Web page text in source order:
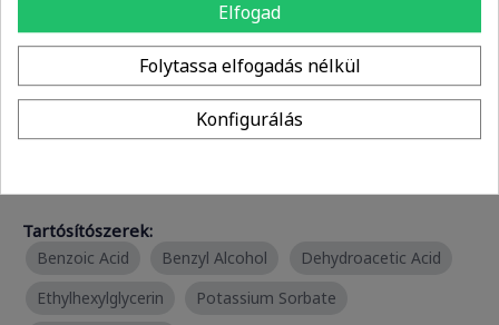
Kondicionálók:
Alpha-Glucan Oligosaccharide
Tisztítószerek:
Tartósítószerek:
Benzoic Acid Benzyl Alcohol
Dehydroacetic Acid
Ethylhexylglycerin
Potassium Sorbate
Elfogad
Folytassa elfogadás nélkül
Konfigurálás